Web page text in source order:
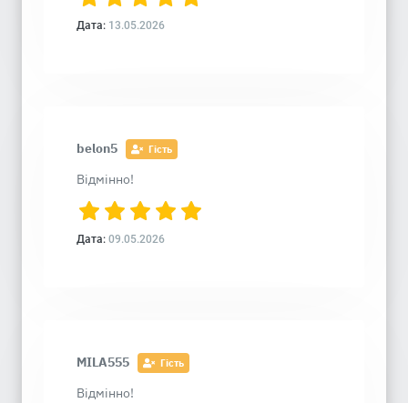
Дата: 13.05.2026
belon5 Гість
Відмінно!
Дата: 09.05.2026
MILA555 Гість
Відмінно!